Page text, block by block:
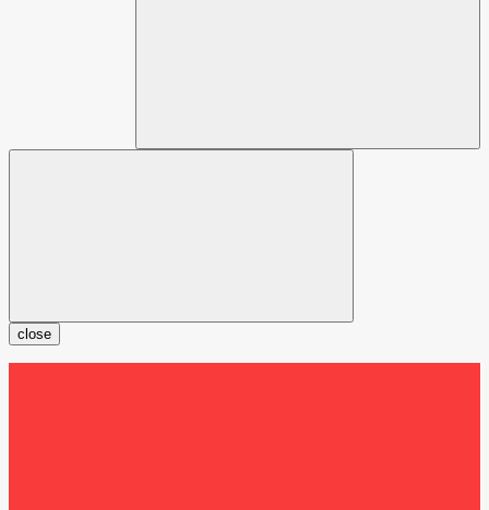
close